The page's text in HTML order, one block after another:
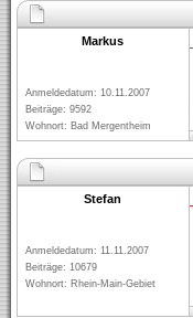
Markus
Anmeldedatum: 10.11.2007
Beiträge: 9592
Wohnort: Bad Mergentheim
Stefan
Anmeldedatum: 11.11.2007
Beiträge: 10679
Wohnort: Rhein-Main-Gebiet